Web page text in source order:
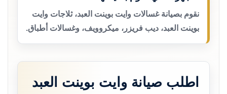
نقوم بصيانة غسالات وايت بوينت العبد، ثلاجات وايت
بوينت العبد، ديب فريزر، ميكروويف، وغسالات أطباق.
اطلب صيانة وايت بوينت العبد